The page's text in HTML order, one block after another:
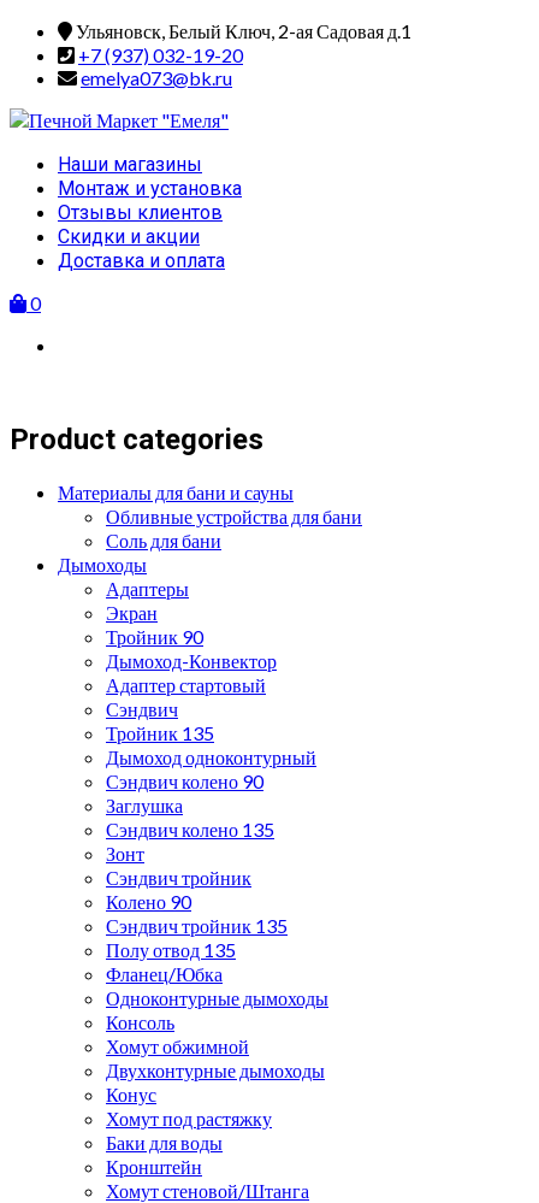
Skip
content
Ульяновск, Белый Ключ, 2-ая Садовая д.1
+7 (937) 032-19-20
emelya073@bk.ru
Primary
Menu
Наши магазины
Монтаж и установка
Отзывы клиентов
Скидки и акции
Доставка и оплата
0
Product categories
Материалы для бани и сауны
Обливные устройства для бани
Соль для бани
Дымоходы
Адаптеры
Экран
Тройник 90
Дымоход-Конвектор
Адаптер стартовый
Сэндвич
Тройник 135
Дымоход одноконтурный
Сэндвич колено 90
Заглушка
Сэндвич колено 135
Зонт
Сэндвич тройник
Колено 90
Сэндвич тройник 135
Полу отвод 135
Фланец/Юбка
Одноконтурные дымоходы
Консоль
Хомут обжимной
Двухконтурные дымоходы
Конус
Хомут под растяжку
Баки для воды
Кронштейн
Хомут стеновой/Штанга